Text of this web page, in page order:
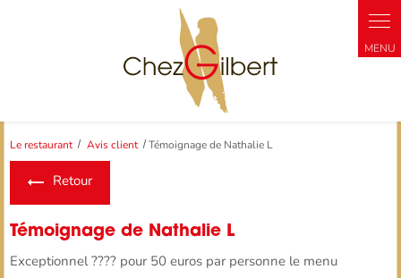
Le restaurant Avis client Témoignage de Nathalie L
Retour
Témoignage de Nathalie L
Exceptionnel ???? pour 50 euros par personne le menu
Panneau de gestion des cookies